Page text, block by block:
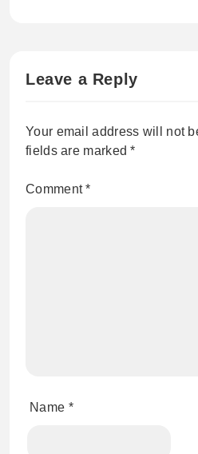
Leave a Reply
Your email address will not
fields are marked*
Comment*
Name *